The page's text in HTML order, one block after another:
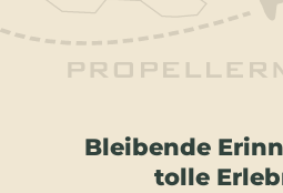
Bleibende
tolle